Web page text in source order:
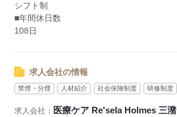
シフト制
■年間休日数
108日
求人会社の情報
禁煙・分煙 人材紹介 社会保険制度 研修制度
求人会社： 医療ケア Re'sela Holmes 三潴